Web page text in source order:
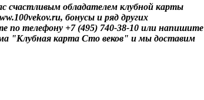
счастливым обладателем клубной карты
бонусы и ряд других
по телефону +7 (495) 740-38-10 или напишите
"Клубная карта Сто веков" и мы доставим